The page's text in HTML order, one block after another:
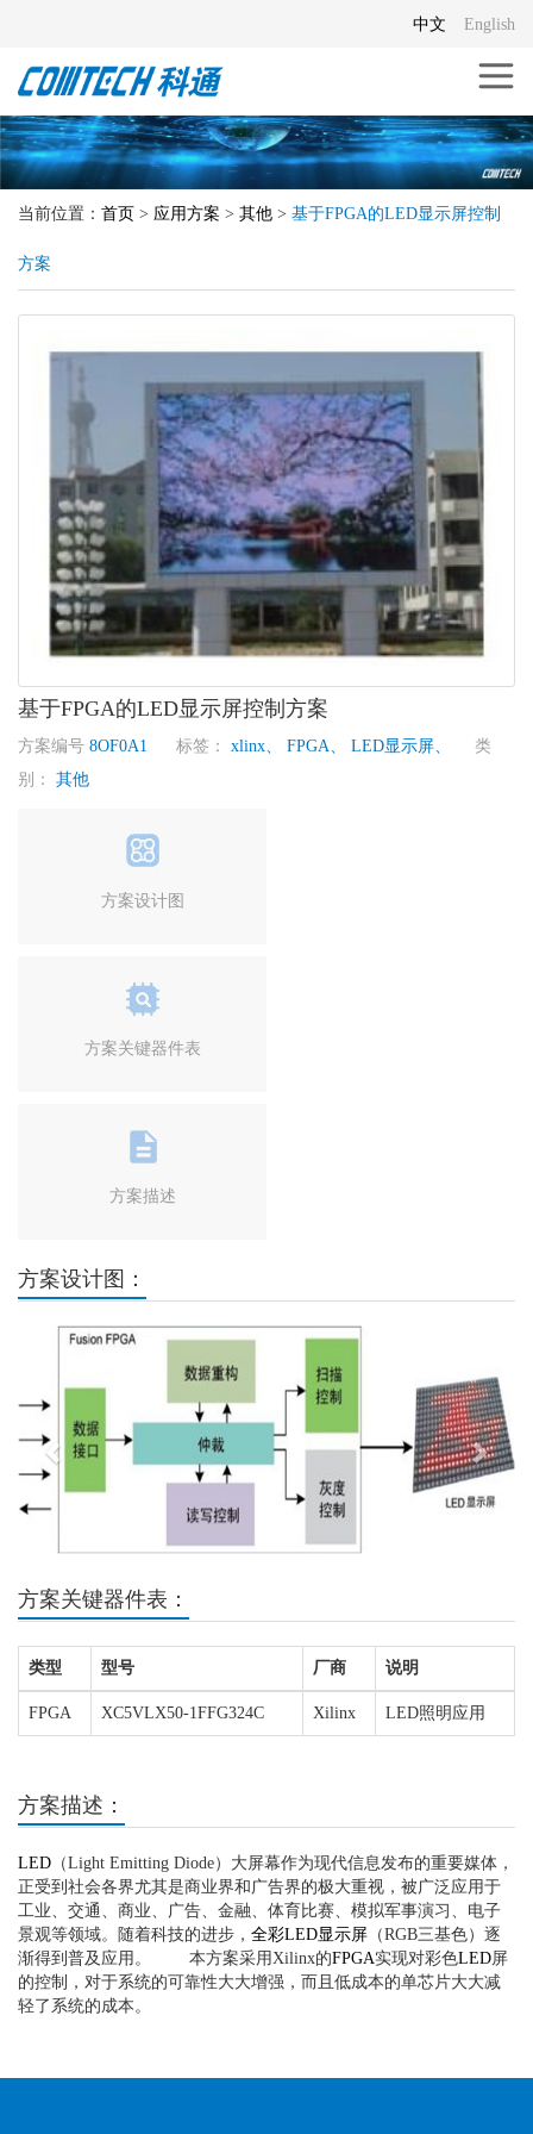
English
中文
当前位置： 首页 > 应用方案 > 其他 > 基于FPGA的LED显示屏控制
方案
基于FPGA的LED显示屏控制方案
方案编号 8OF0A1 标签： xlinx、 FPGA、 LED显示屏、
类
别： 其他
方案设计图
方案关键器件表
方案描述
方案设计图：
Previous
方案关键器件表：
类型 型号 厂商 说明
FPGA XC5VLX50-1FFG324C Xilinx LED照明应用
方案描述：
LED （Light Emitting Diode）大屏幕作为现代信息发布的重要媒体，
正受到社会各界尤其是商业界和广告界的极大重视，被广泛应用于
工业、交通、商业、广告、金融、体育比赛、模拟军事演习、电子
景观等领域。随着科技的进步， 全彩LED显示屏 （RGB三基色）逐
渐得到普及应用。 本方案采用Xilinx的FPGA实现对彩色LED屏
的控制，对于系统的可靠性大大增强，而且低成本的单芯片大大减
轻了系统的成本。